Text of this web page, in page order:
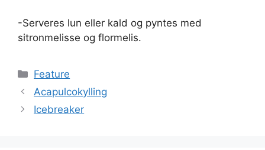
-Serveres lun eller kald og pyntes med
sitronmelisse og flormelis.
Kategorier
Feature
Acapulcokylling
Icebreaker